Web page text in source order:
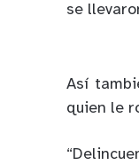
se
Así
quien le